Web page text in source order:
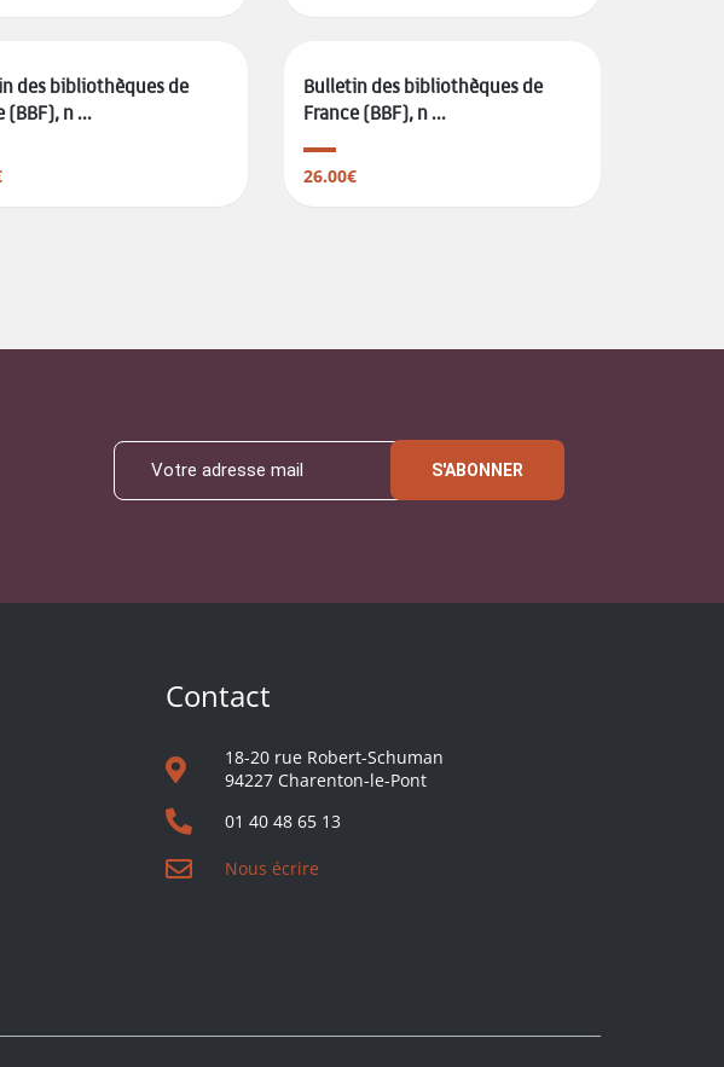
des bibliothèques de
(BBF), n ...
Bulletin des bibliothèques de
France (BBF), n ...
26.00€
S'ABONNER
Contact
18-20 rue Robert-Schuman
94227 Charenton-le-Pont
01 40 48 65 13
Nous écrire